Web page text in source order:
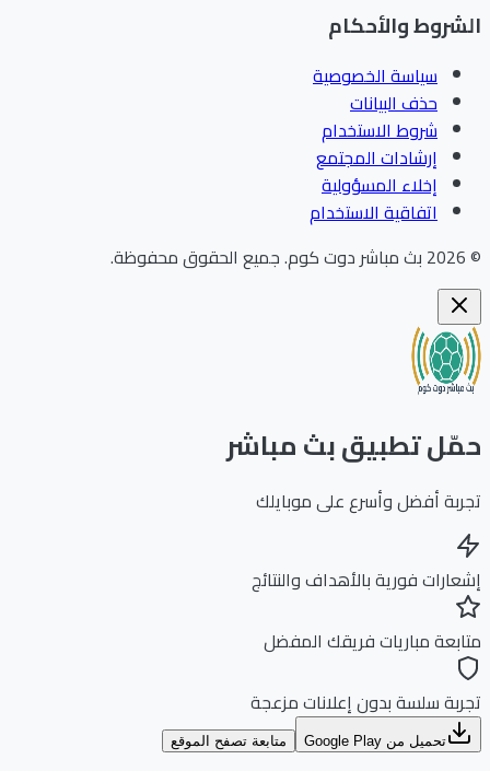
والأحكام
سياسة الخصوصية
حذف البيانات
شروط الاستخدام
إرشادات المجتمع
إخلاء المسؤولية
اتفاقية الاستخدام
بث مباشر دوت كوم.جميع الحقوق محفوظة.
تطبيق بث مباشر
أفضل وأسرع على موبايلك
فورية بالأهداف والنتائج
مباريات فريقك المفضل
سلسة بدون إعلانات مزعجة
تحميل من Google Play متابعة تصفح الموقع